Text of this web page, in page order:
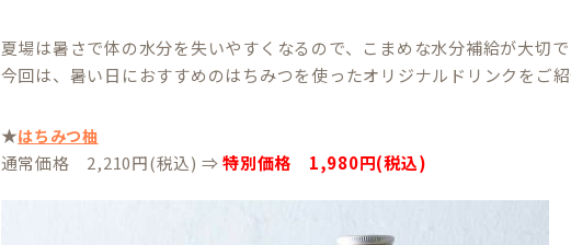
夏場は暑さで体の水分を失いやすくなるので、こまめな水分補給が大切
今回は、暑い日におすすめのはちみつを使ったオリジナルドリンクをご
★はちみつ柚
通常価格 2,210円(税込) ⇒特別価格 1,980円(税込)